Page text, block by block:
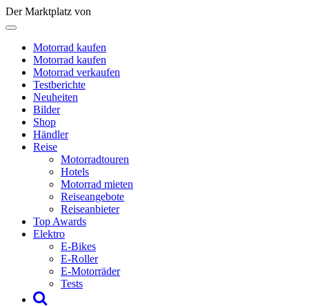
Der Marktplatz von
Motorrad kaufen
Motorrad kaufen
Motorrad verkaufen
Testberichte
Neuheiten
Bilder
Shop
Händler
Reise
Motorradtouren
Hotels
Motorrad mieten
Reiseangebote
Reiseanbieter
Top Awards
Elektro
E-Bikes
E-Roller
E-Motorräder
Tests